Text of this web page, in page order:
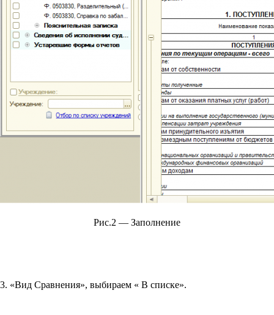
Рис.2 — Заполнение
3. «Вид Сравнения», выбираем « В списке».